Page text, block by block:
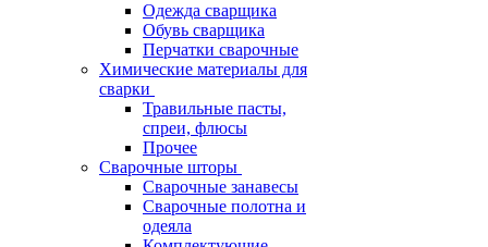
Одежда сварщика
Обувь сварщика
Перчатки сварочные
Химические материалы для
сварки
Травильные пасты,
спреи, флюсы
Прочее
Сварочные шторы
Сварочные занавесы
Сварочные полотна и
одеяла